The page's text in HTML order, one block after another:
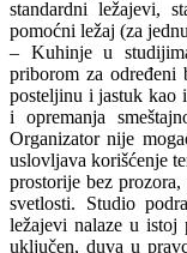
standardni ležajevi,
pomoćni ležaj (za
– Kuhinje u
priborom za
posteljinu i jastuk kao
i opremanja
Organizator nije
uslovljava korišćenje
prostorije bez
svetlosti. Studio
ležajevi nalaze u
uključen, duva u